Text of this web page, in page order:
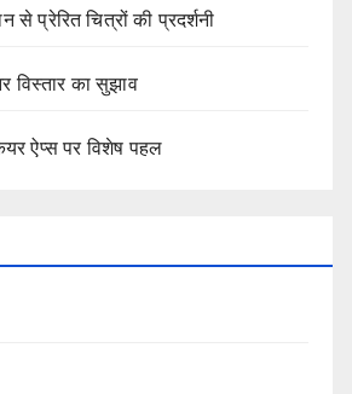
से प्रेरित चित्रों की प्रदर्शनी
का सुझाव
ऐप्स पर विशेष पहल